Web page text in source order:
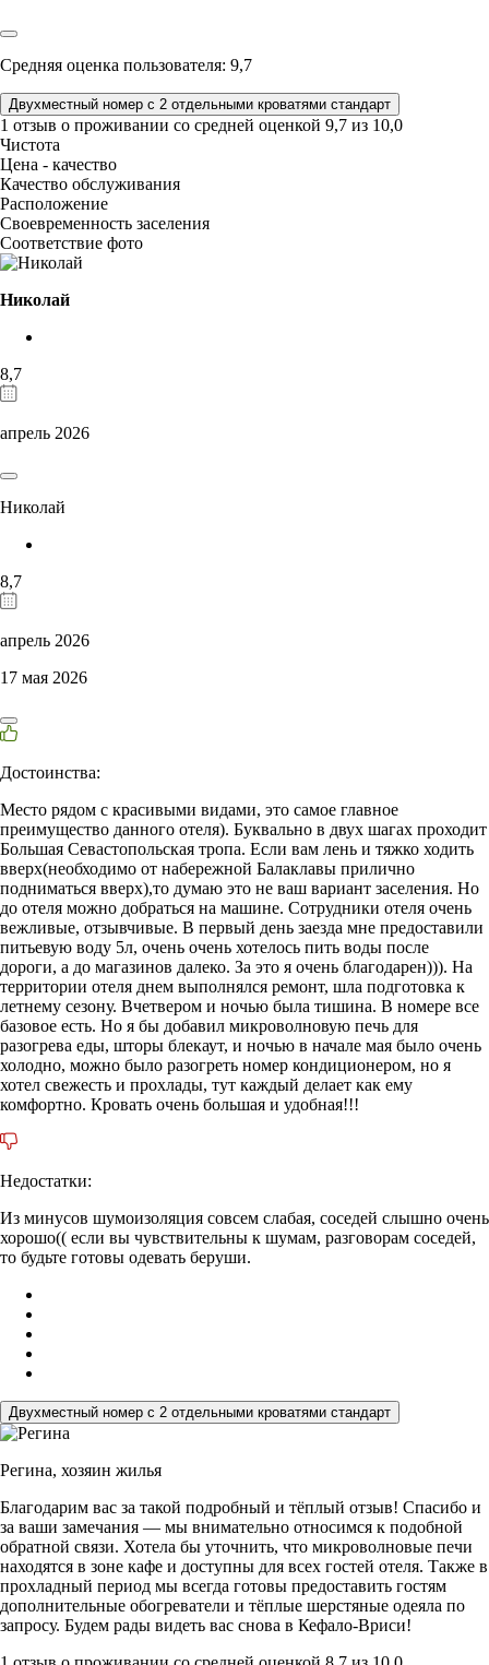
Средняя оценка пользователя: 9,7
Двухместный номер с 2 отдельными кроватями стандарт
1 отзыв о проживании со средней оценкой 9,7 из 10,0
Чистота
Цена - качество
Качество обслуживания
Расположение
Своевременность заселения
Соответствие фото
Николай
8,7
апрель 2026
Николай
8,7
апрель 2026
17 мая 2026
Достоинства:
Место рядом с красивыми видами, это самое главное
преимущество данного отеля). Буквально в двух шагах проходит
Большая Севастопольская тропа. Если вам лень и тяжко ходить
вверх(необходимо от набережной Балаклавы прилично
подниматься вверх),то думаю это не ваш вариант заселения. Но
до отеля можно добраться на машине. Сотрудники отеля очень
вежливые, отзывчивые. В первый день заезда мне предоставили
питьевую воду 5л, очень очень хотелось пить воды после
дороги, а до магазинов далеко. За это я очень благодарен))). На
территории отеля днем выполнялся ремонт, шла подготовка к
летнему сезону. Вчетвером и ночью была тишина. В номере все
базовое есть. Но я бы добавил микроволновую печь для
разогрева еды, шторы блекаут, и ночью в начале мая было очень
холодно, можно было разогреть номер кондиционером, но я
хотел свежесть и прохлады, тут каждый делает как ему
комфортно. Кровать очень большая и удобная!!!
Недостатки:
Из минусов шумоизоляция совсем слабая, соседей слышно очень
хорошо(( если вы чувствительны к шумам, разговорам соседей,
то будьте готовы одевать беруши.
Двухместный номер с 2 отдельными кроватями стандарт
Регина, хозяин жилья
Благодарим вас за такой подробный и тёплый отзыв! Спасибо и
за ваши замечания — мы внимательно относимся к подобной
обратной связи. Хотела бы уточнить, что микроволновые печи
находятся в зоне кафе и доступны для всех гостей отеля. Также в
прохладный период мы всегда готовы предоставить гостям
дополнительные обогреватели и тёплые шерстяные одеяла по
запросу. Будем рады видеть вас снова в Кефало-Вриси!